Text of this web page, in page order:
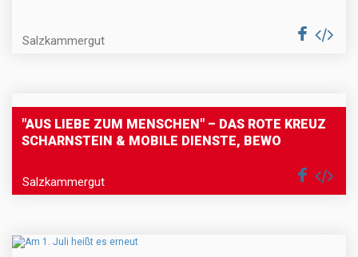
Salzkammergut
"AUS LIEBE ZUM MENSCHEN" – DAS ROTE KREUZ
SCHARNSTEIN & MOBILE DIENSTE, BEWO
Salzkammergut